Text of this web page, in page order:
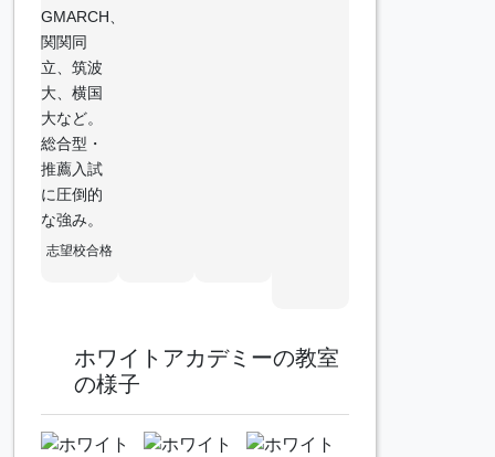
GMARCH、
関関同
立、筑波
大、横国
大など。
総合型・
推薦入試
に圧倒的
な強み。
志望校合格
ホワイトアカデミーの教室
の様子